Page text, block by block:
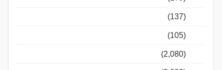
(137)
(105)
(2,080)